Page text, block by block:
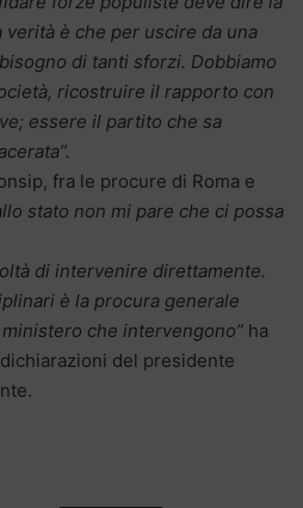
verità è che per uscire da una
di tanti sforzi. Dobbiamo
ricostruire il rapporto con
essere il partito che sa
fra le procure di Roma e
stato non mi pare che ci possa
di intervenire direttamente.
è la procura generale
che intervengono” ha
del presidente